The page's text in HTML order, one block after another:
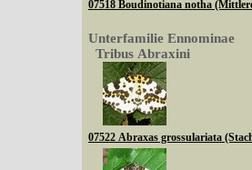
07518 Boudinotiana notha
Unterfamilie Ennominae
Tribus Abraxini
07522 Abraxas grossulariata